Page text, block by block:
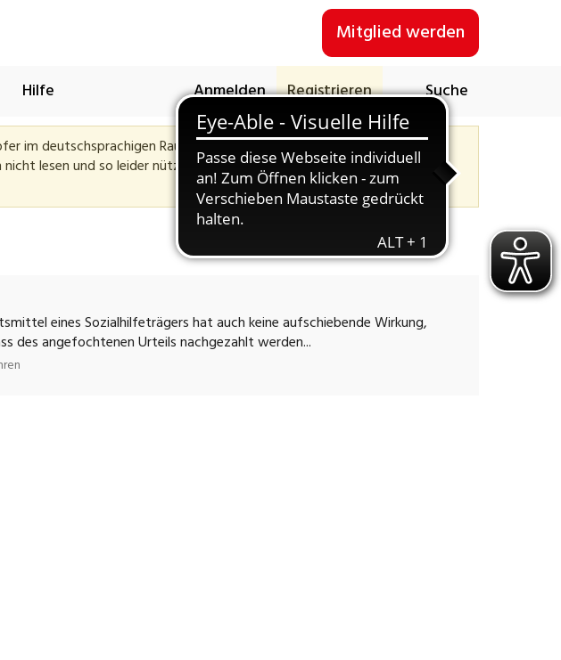
Mitglied werden
Hilfe Anmelden Registrieren Suche
im deutschsprachigen Raum.
lesen und so leider nützliche Funktionen nicht nutzen. Klicke auf
eines Sozialhilfeträgers hat auch keine aufschiebende Wirkung,
des angefochtenen Urteils nachgezahlt werden...